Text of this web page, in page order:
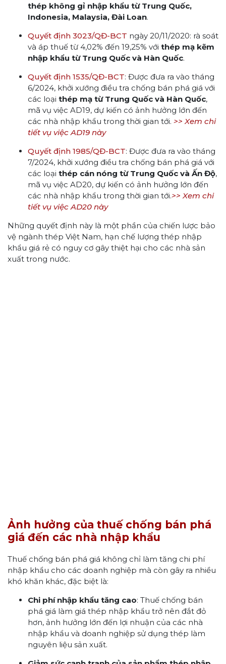
thép không gỉ nhập khẩu từ Trung Quốc,
Indonesia, Malaysia, Đài Loan.
Quyết định 3023/QĐ-BCT ngày 20/11/2020: rà soát
và áp thuế từ 4,02% đến 19,25% với thép mạ kẽm
nhập khẩu từ Trung Quốc và Hàn Quốc.
Quyết định 1535/QĐ-BCT: Được đưa ra vào tháng
6/2024, khởi xướng điều tra chống bán phá giá với
các loại thép mạ từ Trung Quốc và Hàn Quốc,
mã vụ việc AD19, dự kiến có ảnh hưởng lớn đến
các nhà nhập khẩu trong thời gian tới. >> Xem chi
tiết vụ việc AD19 này
Quyết định 1985/QĐ-BCT: Được đưa ra vào tháng
7/2024, khởi xướng điều tra chống bán phá giá với
các loại thép cán nóng từ Trung Quốc và Ấn Độ,
mã vụ việc AD20, dự kiến có ảnh hưởng lớn đến
các nhà nhập khẩu trong thời gian tới.>> Xem chi
tiết vụ việc AD20 này
Những quyết định này là một phần của chiến lược bảo
vệ ngành thép Việt Nam, hạn chế lượng thép nhập
khẩu giá rẻ có nguy cơ gây thiệt hại cho các nhà sản
xuất trong nước.
Ảnh hưởng của thuế chống bán phá
giá đến các nhà nhập khẩu
Thuế chống bán phá giá không chỉ làm tăng chi phí
nhập khẩu cho các doanh nghiệp mà còn gây ra nhiều
khó khăn khác, đặc biệt là:
Chi phí nhập khẩu tăng cao: Thuế chống bán
phá giá làm giá thép nhập khẩu trở nên đắt đỏ
hơn, ảnh hưởng lớn đến lợi nhuận của các nhà
nhập khẩu và doanh nghiệp sử dụng thép làm
nguyên liệu sản xuất.